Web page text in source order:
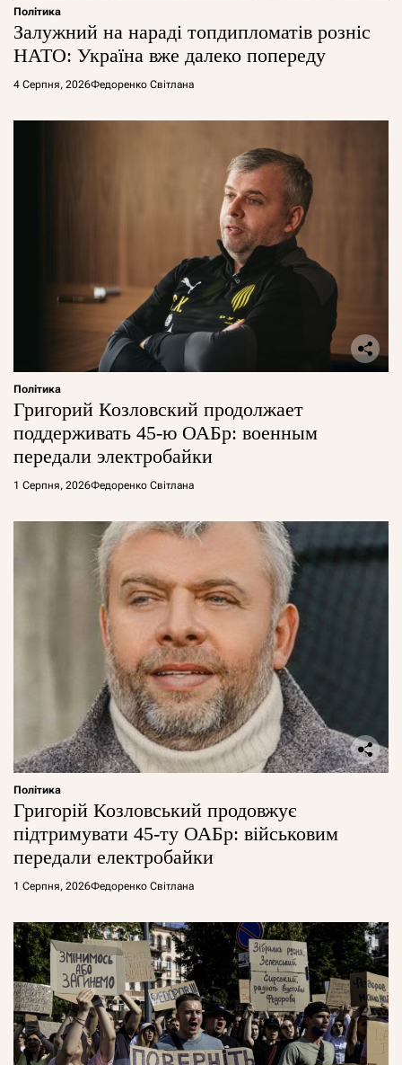
Політика
Залужний на нараді топдипломатів розніс
НАТО: Україна вже далеко попереду
4 Серпня, 2026Федоренко Світлана
Політика
Григорий Козловский продолжает
поддерживать 45-ю ОАБр: военным
передали электробайки
1 Серпня, 2026Федоренко Світлана
Політика
Григорій Козловський продовжує
підтримувати 45-ту ОАБр: військовим
передали електробайки
1 Серпня, 2026Федоренко Світлана